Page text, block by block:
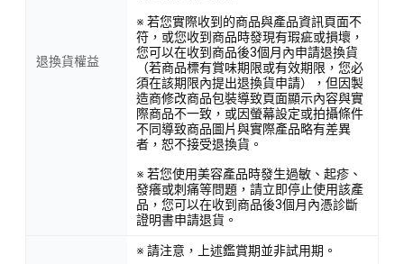
退換貨權益
※ 若您實際收到的商品與產品資訊頁面不
符，或您收到商品時發現有瑕疵或損壞，
您可以在收到商品後3個月內申請退換貨
（若商品標有賞味期限或有效期限，您必
須在該期限內提出退換貨申請），但因製
造商修改商品包裝導致頁面顯示內容與實
際商品不一致，或因螢幕設定或拍攝條件
不同導致商品圖片與實際產品略有差異
者，恕不接受退換貨。
※ 若您使用美容產品時發生過敏、起疹、
發癢或刺痛等問題，請立即停止使用該產
品，您可以在收到商品後3個月內憑診斷
證明書申請退貨。
※ 請注意，上述鑑賞期並非試用期。